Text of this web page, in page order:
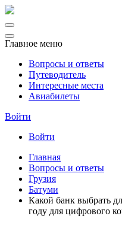
Главное меню
Вопросы и ответы
Путеводитель
Интересные места
Авиабилеты
Войти
Войти
Главная
Вопросы и ответы
Грузия
Батуми
Какой банк выбрать
году для цифрового